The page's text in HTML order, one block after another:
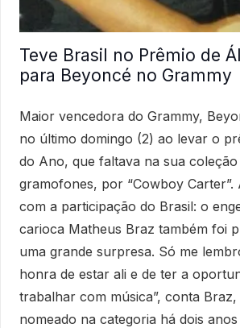
Teve Brasil no Prêmio de
para Beyoncé no Grammy
Maior vencedora do Grammy,
no último domingo (2) ao levar o
do Ano, que faltava na sua coleção
gramofones, por “Cowboy
com a participação do Brasil: o
carioca Matheus Braz também foi
uma grande surpresa. Só me
honra de estar ali e de ter a
trabalhar com música”, conta Braz,
nomeado na categoria há dois